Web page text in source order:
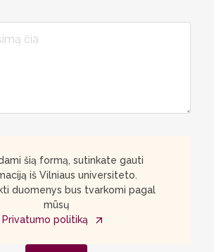
šią formą, sutinkate gauti
iš Vilniaus universiteto.
duomenys bus tvarkomi pagal
mūsų
Privatumo politiką